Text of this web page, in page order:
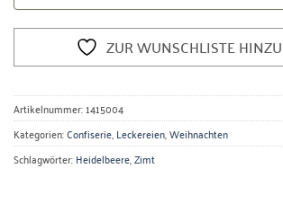
ZUR WUNSCHLISTE
Artikelnummer:1415004
Kategorien:Confiserie,Leckereien,Weihnachten
Schlagwörter:Heidelbeere,Zimt